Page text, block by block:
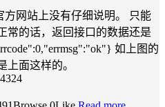
网站上没有仔细说明。 只能
常的话，返回接口的数据还是
如上图的
面这样的。